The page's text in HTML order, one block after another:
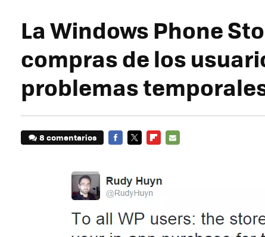
La Windows Phone
compras de los
problemas
8 comentarios